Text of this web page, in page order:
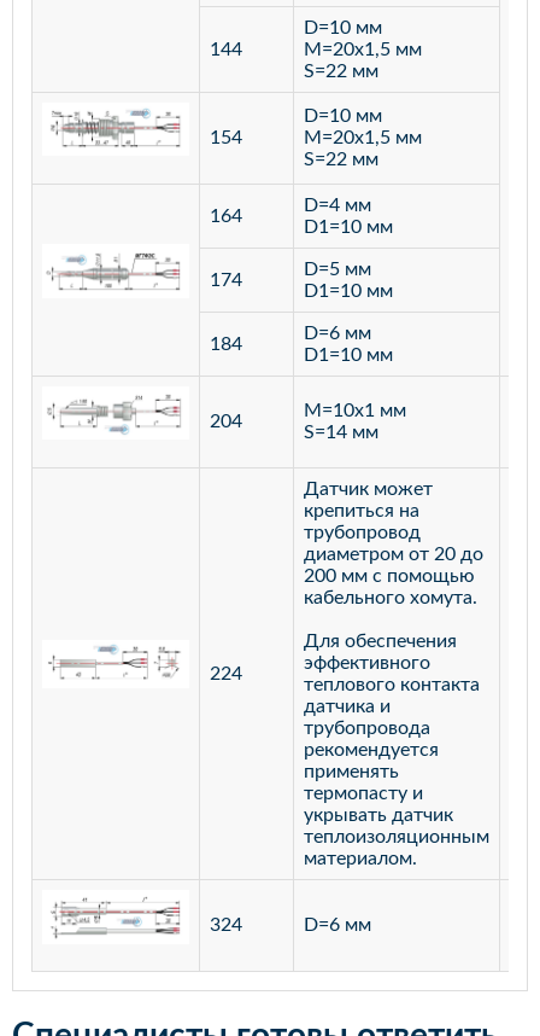
144
D=10 мм
M=20х1,5 мм
S=22 мм
154
D=10 мм
M=20х1,5 мм
S=22 мм
164
D=4 мм
D1=10 мм
174
D=5 мм
D1=10 мм
184
D=6 мм
D1=10 мм
204
M=10х1 мм
S=14 мм
224
Датчик может
крепиться на
трубопровод
диаметром от 20 до
200 мм с помощью
кабельного хомута.
Для обеспечения
эффективного
теплового контакта
датчика и
трубопровода
рекомендуется
применять
термопасту и
укрывать датчик
теплоизоляционным
материалом.
324 D=6 мм